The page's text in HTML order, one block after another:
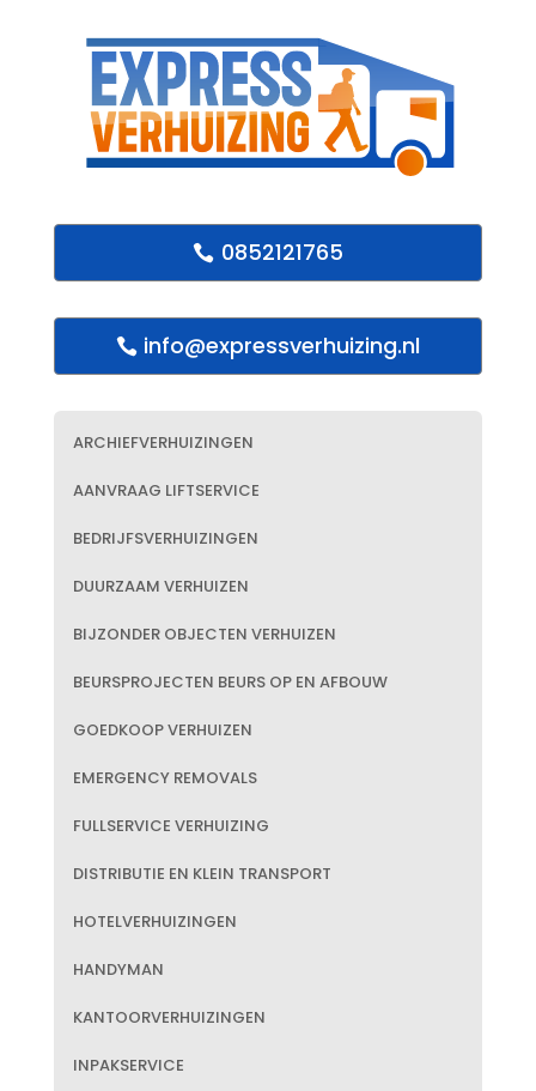
0852121765
info@expressverhuizing.nl
ARCHIEFVERHUIZINGEN
AANVRAAG LIFTSERVICE
BEDRIJFSVERHUIZINGEN
DUURZAAM VERHUIZEN
BIJZONDER OBJECTEN VERHUIZEN
BEURSPROJECTEN BEURS OP EN AFBOUW
GOEDKOOP VERHUIZEN
EMERGENCY REMOVALS
FULLSERVICE VERHUIZING
DISTRIBUTIE EN KLEIN TRANSPORT
HOTELVERHUIZINGEN
HANDYMAN
KANTOORVERHUIZINGEN
INPAKSERVICE